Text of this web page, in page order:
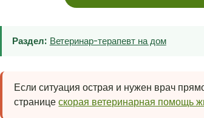
Раздел: Ветеринар-терапевт на дом
Если ситуация острая и нужен врач
страницескорая ветеринарная помощь